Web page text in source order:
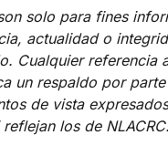
solo para fines
actualidad o
Cualquier referencia
un respaldo por
de vista
los de NLACRC.